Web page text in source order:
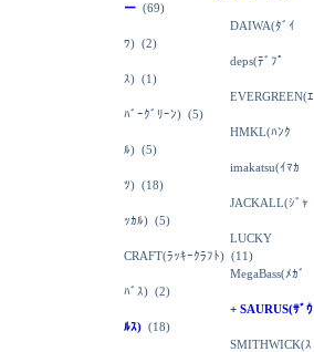
ー (69)
DAIWA(ﾀﾞｲ
ﾜ) (2)
deps(ﾃﾞﾌﾟ
ｽ) (1)
EVERGREEN(ｴ
ﾊﾞｰｸﾞﾘｰﾝ) (5)
HMKL(ﾊﾝｸ
ﾙ) (5)
imakatsu(ｲﾏｶ
ﾂ) (18)
JACKALL(ｼﾞｬ
ｯｶﾙ) (5)
LUCKY
CRAFT(ﾗｯｷｰｸﾗﾌﾄ) (11)
MegaBass(ﾒｶﾞ
ﾊﾞｽ) (2)
+ SAURUS(ｻﾞｳ
ﾙｽ) (18)
SMITHWICK(ｽ